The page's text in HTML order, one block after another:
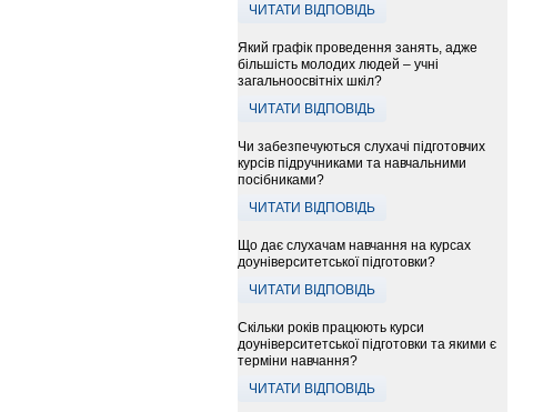
ЧИТАТИ ВІДПОВІДЬ
Який графік проведення занять, адже
більшість молодих людей – учні
загальноосвітніх шкіл?
ЧИТАТИ ВІДПОВІДЬ
Чи забезпечуються слухачі підготовчих
курсів підручниками та навчальними
посібниками?
ЧИТАТИ ВІДПОВІДЬ
Що дає слухачам навчання на курсах
доуніверситетської підготовки?
ЧИТАТИ ВІДПОВІДЬ
Скільки років працюють курси
доуніверситетської підготовки та якими є
терміни навчання?
ЧИТАТИ ВІДПОВІДЬ